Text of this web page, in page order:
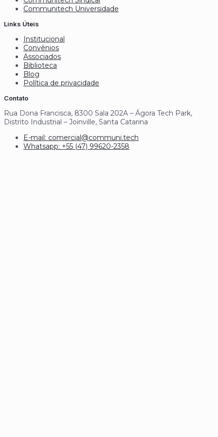
Communitech Universidade
Links Úteis
Institucional
Convênios
Associados
Biblioteca
Blog
Política de privacidade
Contato
Rua Dona Francisca, 8300 Sala 202A – Ágora Tech Park,
Distrito Industrial – Joinville, Santa Catarina
E-mail: comercial@communi.tech
Whatsapp: +55 (47) 99620-2358